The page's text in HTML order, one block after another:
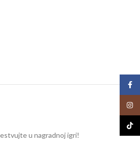
u nagradnoj igri!